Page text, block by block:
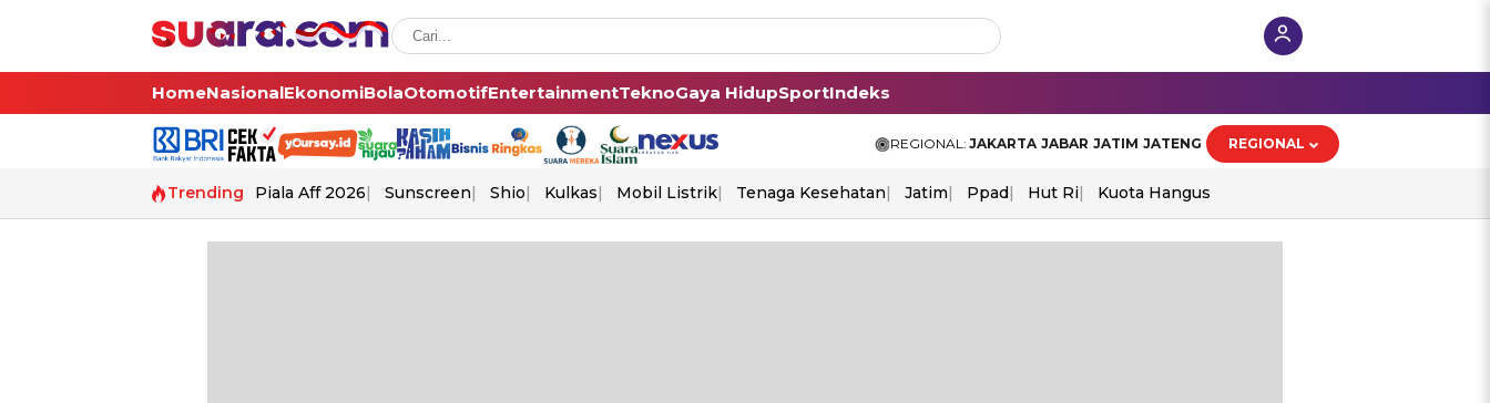
HomeNasionalEkonomiBolaOtomotifEntertainmentTeknoGaya HidupSportIndeks
REGIONAL: JAKARTA JABAR JATIM JATENG REGIONAL
Trending Piala Aff 2026 Sunscreen Shio Kulkas Mobil Listrik Tenaga Kesehatan Jatim Ppad Hut Ri Kuota Hangus